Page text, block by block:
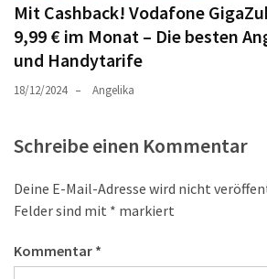
Mit Cashback! Vodafone
9,99 € im Monat – Die besten
und Handytarife
18/12/2024 Angelika
Schreibe einen Kommentar
Deine E-Mail-Adresse wird nicht
Felder sind mit * markiert
Kommentar *